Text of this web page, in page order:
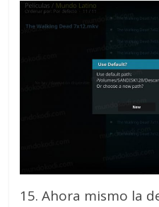
15. Ahora mismo la